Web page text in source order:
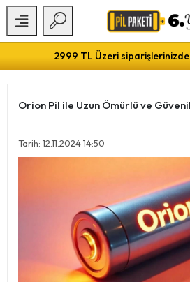
2999 TL Üzeri
Orion Pil ile Uzun Ömürlü ve
Tarih: 12.11.2024 14:50